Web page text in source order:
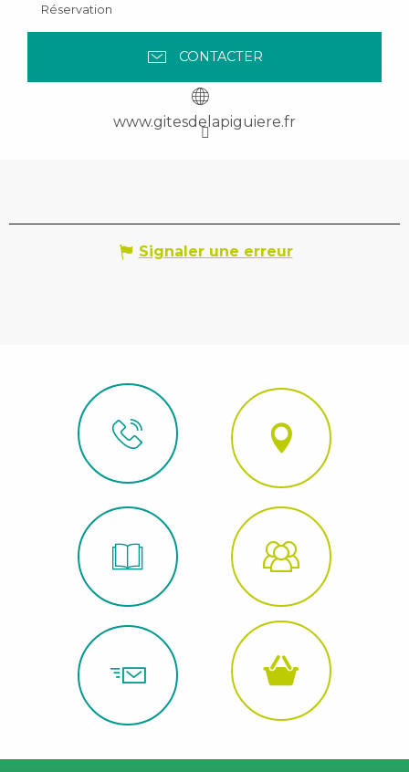
Réservation
CONTACTER
www.gitesdelapiguiere.fr
Signaler une erreur